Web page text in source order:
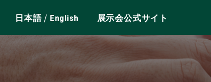
日本語/ English 展示会公式サイト